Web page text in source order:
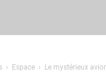
Espace Le mystérieux